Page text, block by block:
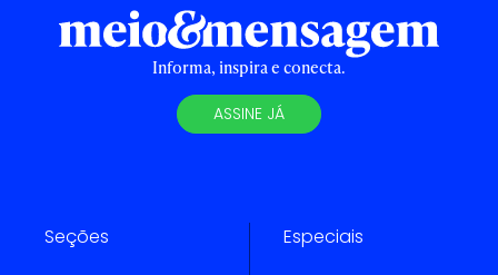
Informa, inspira e conecta.
ASSINE JÁ
Seções Especiais